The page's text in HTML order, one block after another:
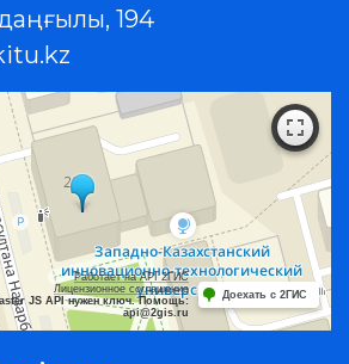
194
Работает на API 2ГИС
Лицензионное соглашение
JS API нужен ключ. Помощь:
api@2gis.ru
Доехать с 2ГИС